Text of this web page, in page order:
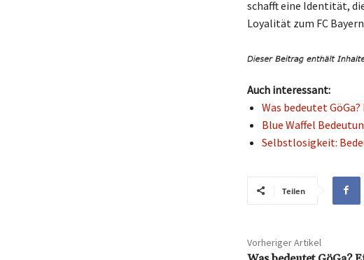
schafft eine Identität,
Loyalität zum FC
Auch interessant:
Was bedeutet
Blue Waffel
Selbstlosigkeit:
Teilen
Vorheriger Artikel